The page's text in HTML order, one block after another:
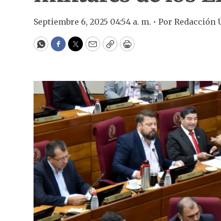
Septiembre 6, 2025 04:54 a. m. • Por Redacción
WhatsApp
Facebook
Twitter
EmailCopyPrint